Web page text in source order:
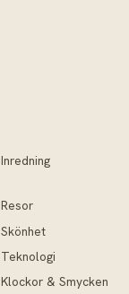
Inredning
Resor
Skönhet
Teknologi
Klockor & Smycken